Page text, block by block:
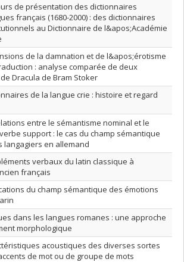
de présentation des dictionnaires
français (1680-2000) : des dictionnaires
au Dictionnaire de l&apos;Académie
de la damnation et de l&apos;érotisme
: analyse comparée de deux
Dracula de Bram Stoker
de la langue crie : histoire et regard
entre le sémantisme nominal et le
support : le cas du champ sémantique
langagiers en allemand
verbaux du latin classique à
français
du champ sémantique des émotions
dans les langues romanes : une approche
morphologique
acoustiques des diverses sortes
de mot ou de groupe de mots